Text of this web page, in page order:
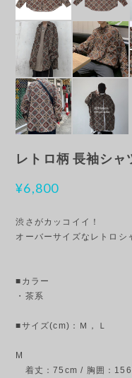
レトロ柄 長袖シ
¥6,800
渋さがカッコイイ！
オーバーサイズなレトロシ
■カラー
・茶系
■サイズ(cm)：Ｍ，Ｌ
M
着丈：75cm / 胸囲：